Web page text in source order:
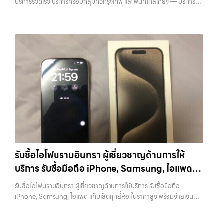
รามอินทรา รับซื้อไอโฟนบางนา — รับซื้อมือถือ หรือ รับซื้อแท็บเล็ต ที่ให้
ราคาเป็นธรรมและบริการรวดเร็ว บริการครอบคลุมทั่วกรุงเทพ และพื้นที่ใกล้
เคียง รับซื้อไอโฟนบางนา รับซื้อมือถือ หรือ รับซื้อแท็บเล็ต ที่ให้ราคาเป็น
ธรรมและบริการรวดเร็ว บริการครอบคลุมทั่วกรุงเทพ และพื้นที่ใกล้เคียง รับ
ซื้อ iPhone… รับซื้อไอโฟนบางนา รับซื้อ iPhone ทุกรุ่น ให้ราคาสูง พร้อม
จ่ายเงินทันที ประสบการณ์เหนือระดับกับการ รับซื้อไอโฟน, รับซื้อไอ
แพด, รับซื้อมือถือ ยินดีต้อนรับสู่ “รับซื้อขายมือถือ.com” เว็บไซต์ที่คุณไว้
วางใจได้ สำหรับบริการ รับซื้อ มือถือ iPhone, Samsung, iPad, แท็บเล็ต
ทุกยี่ห้อ ให้ราคาสูง พร้อมจ่ายเงินทันที ครอบคลุมพื้นที่ ลาดพร้าว, รัชดา,
บางรัก, แจ้งวัฒนะ, บางแค, วัชรพล, รามอินทรา และเขตกรุงเทพฯ ใกล้ “ใกล้
ฉัน” ที่สุด ในยุคที่สมาร์ทโฟน แท็บเล็ต และอุปกรณ์ไอทีใหม่ๆ เปลี่ยนรุ่นกัน
แทบทุกช่วงเวลา อุปกรณ์ที่คุณใช้แล้วอาจกลายเป็นของที่ไม่ได้ใช้งานอยู่
เฉยๆ เว็บไซต์ของเราจึงเกิดขึ้นเพื่อเป็นทางเลือกให้คุณสามารถเปลี่ยน
อุปกรณ์ที่ไม่ใช้แล้วให้กลายเป็นเงินสดได้ทันที ด้วยบริการ รับซื้อไอโฟน, รับ
ซื้อไอแพด, รับซื้อมือถือ, รับซื้อโทรศัพท์, รับซื้อโน๊ตบุ๊ค, รับซื้อแท็บเล็ต, รับ
ซื้อสินค้าไอทีกรุงเทพมหานคร อย่างครบวงจร ไม่ว่าคุณจะอยู่โซนเมืองหรือ
เขตชานเมือง เรามีทีมงานพร้อมให้บริการถึงที่ในพื้นที่ “ใกล้ ฉัน” เพื่อความ
รับซื้อไอโฟนรามอินทรา ผู้เชี่ยวชาญด้านการให้
บริการ รับซื้อมือถือ iPhone, Samsung, ไอแพด
แท็บเล็ตทุกยี่ห้อ ในราคาสูง พร้อมจ่ายเงินทันที
รับซื้อไอโฟนรามอินทรา ผู้เชี่ยวชาญด้านการให้บริการ รับซื้อมือถือ
iPhone, Samsung, ไอแพด แท็บเล็ตทุกยี่ห้อ ในราคาสูง พร้อมจ่ายเงิน